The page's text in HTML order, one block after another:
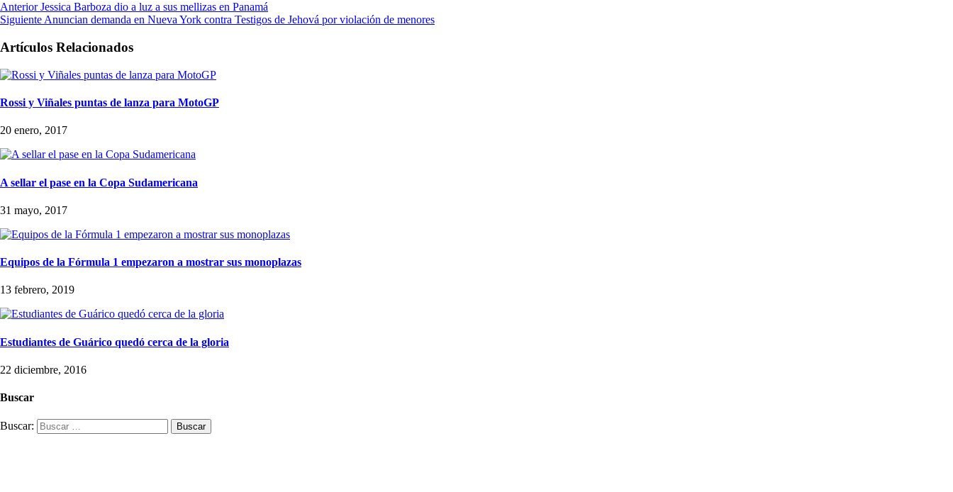
Anterior Jessica Barboza dio a luz a sus mellizas en Panamá
Siguiente Anuncian demanda en Nueva York contra Testigos de Jehová por violación de menores
Artículos Relacionados
Rossi y Viñales puntas de lanza para MotoGP
20 enero, 2017
A sellar el pase en la Copa Sudamericana
31 mayo, 2017
Equipos de la Fórmula 1 empezaron a mostrar sus monoplazas
13 febrero, 2019
Estudiantes de Guárico quedó cerca de la gloria
22 diciembre, 2016
Buscar
Buscar: